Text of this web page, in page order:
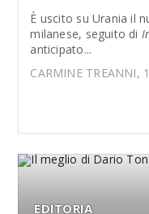
È uscito su Urania il
milanese, seguito di
anticipato...
CARMINE TREANNI,
EDITORIA